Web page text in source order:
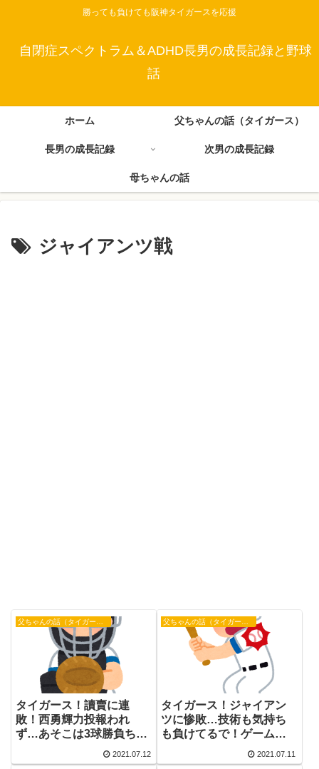
勝っても負けても阪神タイガースを応援
自閉症スペクトラム＆ADHD長男の成長記録と野球
話
ホーム 父ちゃんの話（タイガース）
長男の成長記録 次男の成長記録
母ちゃんの話
ジャイアンツ戦
父ちゃんの話（タイガース）
タイガース！讀賣に連
敗！西勇輝力投報われ
ず…あそこは3球勝負ちゃ
うやろ？！打線もわずか
１安打で見殺しに【野球
2021.07.12
父ちゃんの話（タイガース）
タイガース！ジャイアン
ツに惨敗…技術も気持ち
も負けてるで！ゲーム差
2.5に。【野球話】
2021.07.11